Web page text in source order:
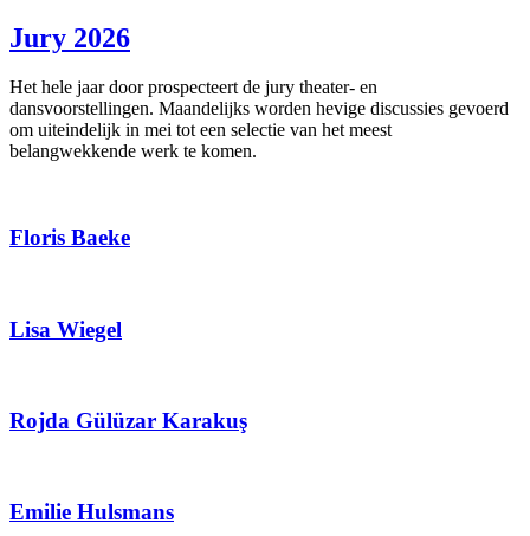
Jury 2026
Het hele jaar door prospecteert de jury theater- en
dansvoorstellingen. Maandelijks worden hevige discussies gevoerd
om uiteindelijk in mei tot een selectie van het meest
belangwekkende werk te komen.
Floris Baeke
Lisa Wiegel
Rojda Gülüzar Karakuş
Emilie Hulsmans